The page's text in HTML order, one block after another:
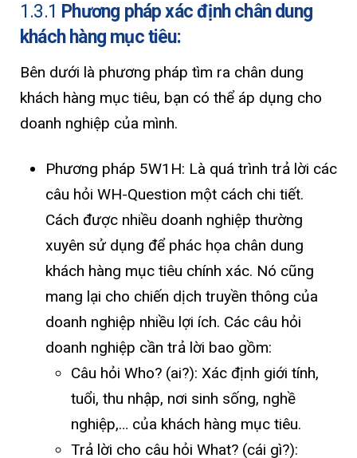
1.3.1 Phương pháp xác định chân dung
khách hàng mục tiêu:
Bên dưới là phương pháp tìm ra chân dung
khách hàng mục tiêu, bạn có thể áp dụng cho
doanh nghiệp của mình.
Phương pháp 5W1H: Là quá trình trả lời các
câu hỏi WH-Question một cách chi tiết.
Cách được nhiều doanh nghiệp thường
xuyên sử dụng để phác họa chân dung
khách hàng mục tiêu chính xác. Nó cũng
mang lại cho chiến dịch truyền thông của
doanh nghiệp nhiều lợi ích. Các câu hỏi
doanh nghiệp cần trả lời bao gồm:
Câu hỏi Who? (ai?): Xác định giới tính,
tuổi, thu nhập, nơi sinh sống, nghề
nghiệp,… của khách hàng mục tiêu.
Trả lời cho câu hỏi What? (cái gì?):